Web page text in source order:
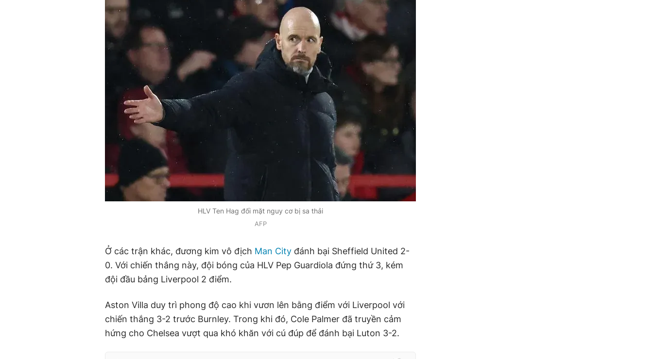
HLV Ten Hag đối mặt nguy cơ bị sa thải
AFP
Ở các trận khác, đương kim vô địch Man City đánh bại Sheffield United 2-
0. Với chiến thắng này, đội bóng của HLV Pep Guardiola đứng thứ 3, kém
đội đầu bảng Liverpool 2 điểm.
Aston Villa duy trì phong độ cao khi vươn lên bằng điểm với Liverpool với
chiến thắng 3-2 trước Burnley. Trong khi đó, Cole Palmer đã truyền cảm
hứng cho Chelsea vượt qua khó khăn với cú đúp để đánh bại Luton 3-2.